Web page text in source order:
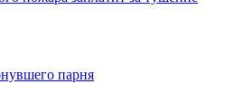
парня